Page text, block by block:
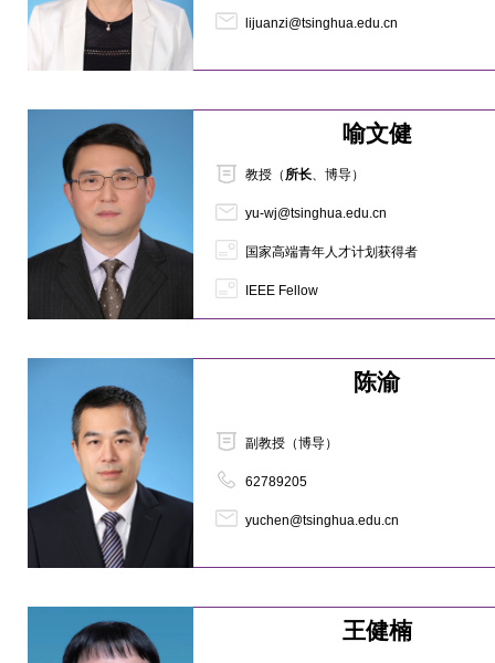
lijuanzi@tsinghua.edu.cn
喻文健
教授（ 所长、博导）
yu-wj@tsinghua.edu.cn
国家高端青年人才计划获得者
IEEE Fellow
陈渝
副教授（博导）
62789205
yuchen@tsinghua.edu.cn
王健楠